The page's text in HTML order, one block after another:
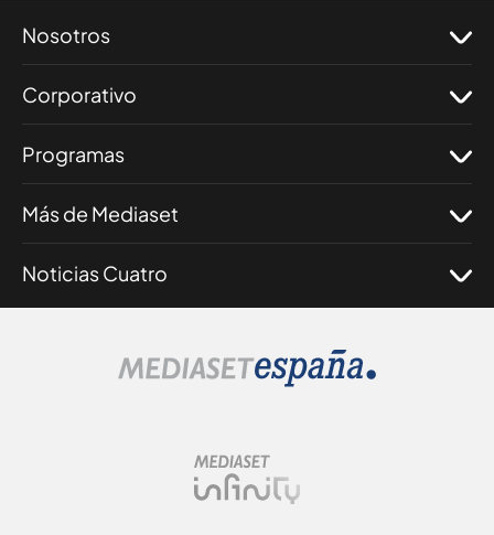
Nosotros
Corporativo
Programas
Más de Mediaset
Noticias Cuatro